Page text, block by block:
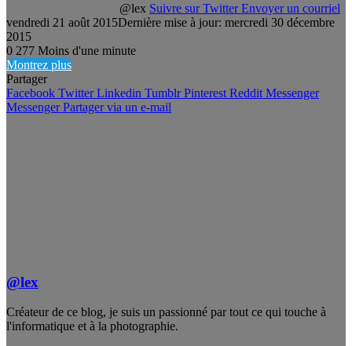
@lex Suivre sur Twitter Envoyer un courriel
vendredi 21 août 2015Dernière mise à jour: mercredi 30 décembre
2015
0 277 Moins d'une minute
Montrez plus
Partager
Facebook Twitter Linkedin Tumblr Pinterest Reddit Messenger
Messenger Partager via un e-mail
@lex
Créateur de ce blog, je suis un passionné par tout ce qui touche à
l'informatique et à la photographie.